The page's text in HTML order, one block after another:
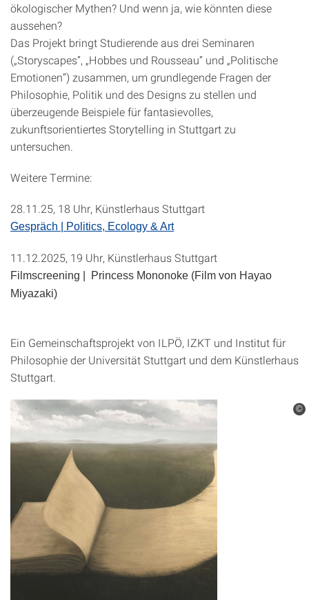
ökologischer Mythen? Und wenn ja, wie könnten diese
aussehen?
Das Projekt bringt Studierende aus drei Seminaren
(„Storyscapes”, „Hobbes und Rousseau” und „Politische
Emotionen”) zusammen, um grundlegende Fragen der
Philosophie, Politik und des Designs zu stellen und
überzeugende Beispiele für fantasievolles,
zukunftsorientiertes Storytelling in Stuttgart zu
untersuchen.
Weitere Termine:
28.11.25, 18 Uhr, Künstlerhaus Stuttgart
Gespräch | Politics, Ecology & Art
11.12.2025, 19 Uhr, Künstlerhaus Stuttgart
Filmscreening | Princess Mononoke (Film von Hayao
Miyazaki)
Ein Gemeinschaftsprojekt von ILPÖ, IZKT und Institut für
Philosophie der Universität Stuttgart und dem Künstlerhaus
Stuttgart.
©